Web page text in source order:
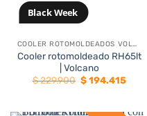
Black Week
COOLER ROTOMOLDEADOS VOLCANO
Cooler rotomoldeado RH65lt
| Volcano
$229.900 El
precio
$194.415El